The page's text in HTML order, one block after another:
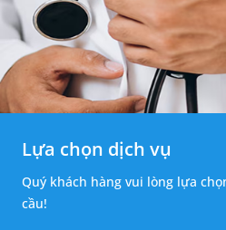
Lựa chọn dịch vụ
Quý khách hàng vui lòng lựa
cầu!